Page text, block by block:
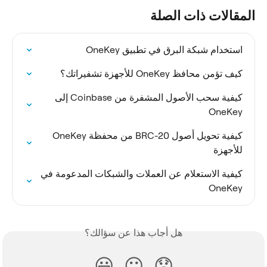
المقالات ذات الصلة
استخدام شبكة البرق في تطبيق OneKey
كيف تؤمن محافظ OneKey للأجهزة تشفيراتك؟
كيفية سحب الأصول المشفرة من Coinbase إلى
OneKey
للأجهزة
كيفية الاستعلام عن العملات والشبكات المدعومة في
OneKey
هل أجاب هذا عن سؤالك؟